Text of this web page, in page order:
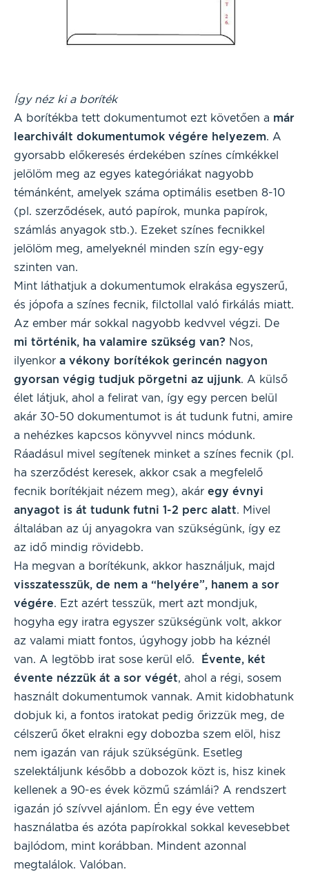
Így néz ki a boríték
A borítékba tett dokumentumot ezt követően a már
learchivált dokumentumok végére helyezem. A
gyorsabb előkeresés érdekében színes címkékkel
jelölöm meg az egyes kategóriákat nagyobb
témánként, amelyek száma optimális esetben 8-10
(pl. szerződések, autó papírok, munka papírok,
számlás anyagok stb.). Ezeket színes fecnikkel
jelölöm meg, amelyeknél minden szín egy-egy
szinten van.
Mint láthatjuk a dokumentumok elrakása egyszerű,
és jópofa a színes fecnik, filctollal való firkálás miatt.
Az ember már sokkal nagyobb kedvvel végzi. De
mi történik, ha valamire szükség van? Nos,
ilyenkor a vékony borítékok gerincén nagyon
gyorsan végig tudjuk pörgetni az ujjunk. A külső
élet látjuk, ahol a felirat van, így egy percen belül
akár 30-50 dokumentumot is át tudunk futni, amire
a nehézkes kapcsos könyvvel nincs módunk.
Ráadásul mivel segítenek minket a színes fecnik (pl.
ha szerződést keresek, akkor csak a megfelelő
fecnik borítékjait nézem meg), akár egy évnyi
anyagot is át tudunk futni 1-2 perc alatt. Mivel
általában az új anyagokra van szükségünk, így ez
az idő mindig rövidebb.
Ha megvan a borítékunk, akkor használjuk, majd
visszatesszük, de nem a “helyére”, hanem a sor
végére. Ezt azért tesszük, mert azt mondjuk,
hogyha egy iratra egyszer szükségünk volt, akkor
az valami miatt fontos, úgyhogy jobb ha kéznél
van. A legtöbb irat sose kerül elő. Évente, két
évente nézzük át a sor végét, ahol a régi, sosem
használt dokumentumok vannak. Amit kidobhatunk
dobjuk ki, a fontos iratokat pedig őrizzük meg, de
célszerű őket elrakni egy dobozba szem elöl, hisz
nem igazán van rájuk szükségünk. Esetleg
szelektáljunk később a dobozok közt is, hisz kinek
kellenek a 90-es évek közmű számlái? A rendszert
igazán jó szívvel ajánlom. Én egy éve vettem
használatba és azóta papírokkal sokkal kevesebbet
bajlódom, mint korábban. Mindent azonnal
megtalálok. Valóban.